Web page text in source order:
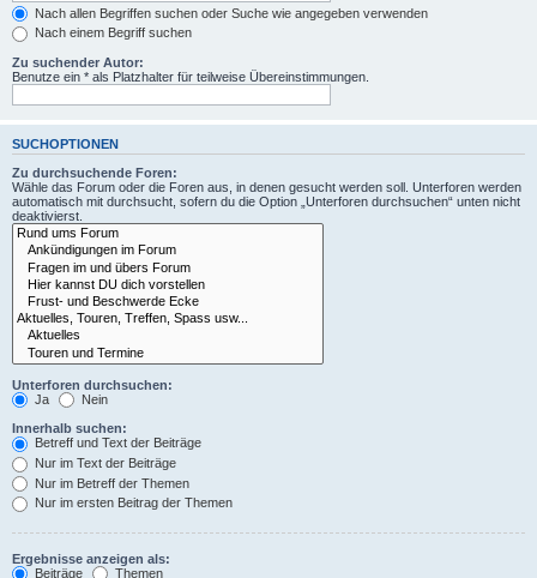
Nach allen Begriffen suchen oder Suche wie angegeben verwenden
Nach einem Begriff suchen
Zu suchender Autor:
Benutze ein * als Platzhalter für teilweise Übereinstimmungen.
SUCHOPTIONEN
Zu durchsuchende Foren:
Wähle das Forum oder die Foren aus, in denen gesucht werden soll. Unterforen werden
automatisch mit durchsucht, sofern du die Option „Unterforen durchsuchen“ unten nicht
deaktivierst.
Unterforen durchsuchen:
Ja
Nein
Innerhalb suchen:
Betreff und Text der Beiträge
Nur im Text der Beiträge
Nur im Betreff der Themen
Nur im ersten Beitrag der Themen
Ergebnisse anzeigen als:
Beiträge
Themen